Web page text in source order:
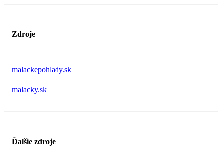
Zdroje
malackepohlady.sk
malacky.sk
Ďalšie zdroje